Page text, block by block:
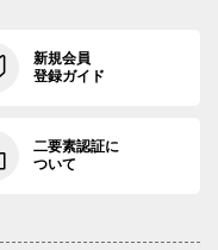
新規会員
登録ガイド
二要素認証に
ついて